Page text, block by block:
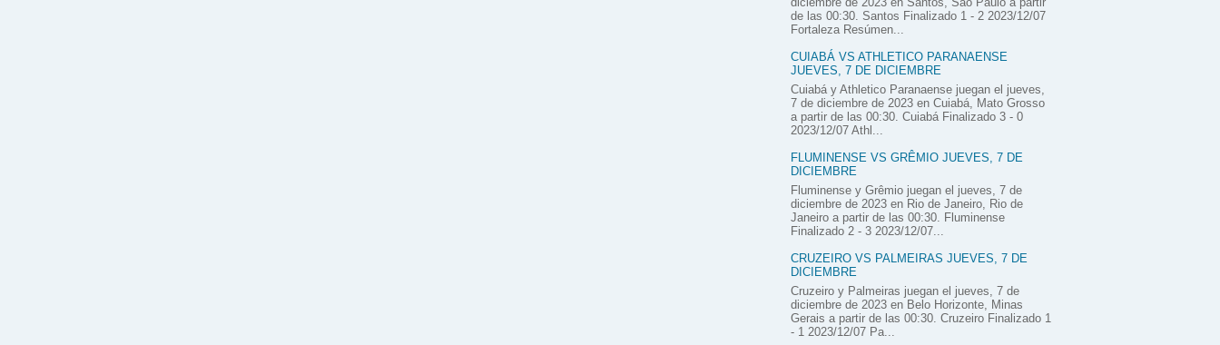
de las 00:30. Santos Finalizado 1 - 2 2023/12/07
Fortaleza Resúmen...
CUIABÁ VS ATHLETICO PARANAENSE
JUEVES, 7 DE DICIEMBRE
Cuiabá y Athletico Paranaense juegan el jueves,
7 de diciembre de 2023 en Cuiabá, Mato Grosso
a partir de las 00:30. Cuiabá Finalizado 3 - 0
2023/12/07 Athl...
FLUMINENSE VS GRÊMIO JUEVES, 7 DE
DICIEMBRE
Fluminense y Grêmio juegan el jueves, 7 de
diciembre de 2023 en Rio de Janeiro, Rio de
Janeiro a partir de las 00:30. Fluminense
Finalizado 2 - 3 2023/12/07...
CRUZEIRO VS PALMEIRAS JUEVES, 7 DE
DICIEMBRE
Cruzeiro y Palmeiras juegan el jueves, 7 de
diciembre de 2023 en Belo Horizonte, Minas
Gerais a partir de las 00:30. Cruzeiro Finalizado 1
- 1 2023/12/07 Pa...